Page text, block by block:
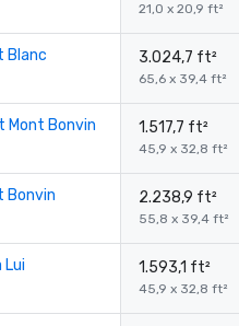
21,0 x 20,9 ft²
Blanc 3.024,7 ft²
65,6 x 39,4 ft²
Mont Bonvin 1.517,7 ft²
45,9 x 32,8 ft²
Bonvin 2.238,9 ft²
55,8 x 39,4 ft²
Lui 1.593,1 ft²
45,9 x 32,8 ft²